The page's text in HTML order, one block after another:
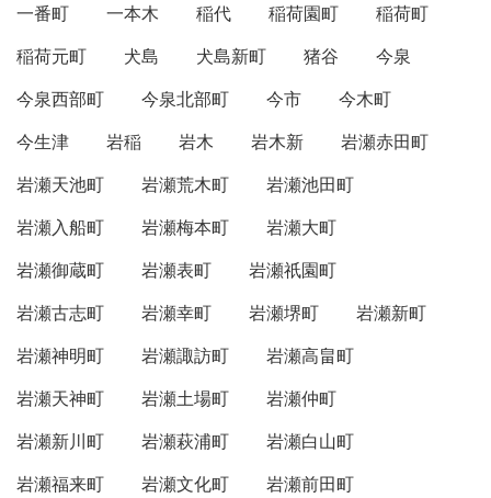
一番町
一本木 稲代 稲荷園町
稲荷町
稲荷元町
犬島 犬島新町 猪谷
今泉
今泉西部町
今泉北部町 今市
今木町
今生津
岩稲 岩木 岩木新
岩瀬赤田町
岩瀬天池町
岩瀬荒木町
岩瀬池田町
岩瀬入船町
岩瀬梅本町
岩瀬大町
岩瀬御蔵町
岩瀬表町
岩瀬祇園町
岩瀬古志町
岩瀬幸町 岩瀬堺町
岩瀬新町
岩瀬神明町
岩瀬諏訪町
岩瀬高畠町
岩瀬天神町
岩瀬土場町
岩瀬仲町
岩瀬新川町
岩瀬萩浦町
岩瀬白山町
岩瀬福来町
岩瀬文化町
岩瀬前田町